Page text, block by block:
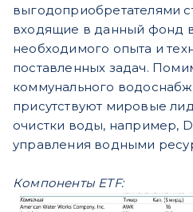
выгодоприобретателями
входящие в данный фонд
необходимого опыта и
поставленных задач.
коммунального
присутствуют мировые
очистки воды, например,
управления водными
Компоненты ETF: